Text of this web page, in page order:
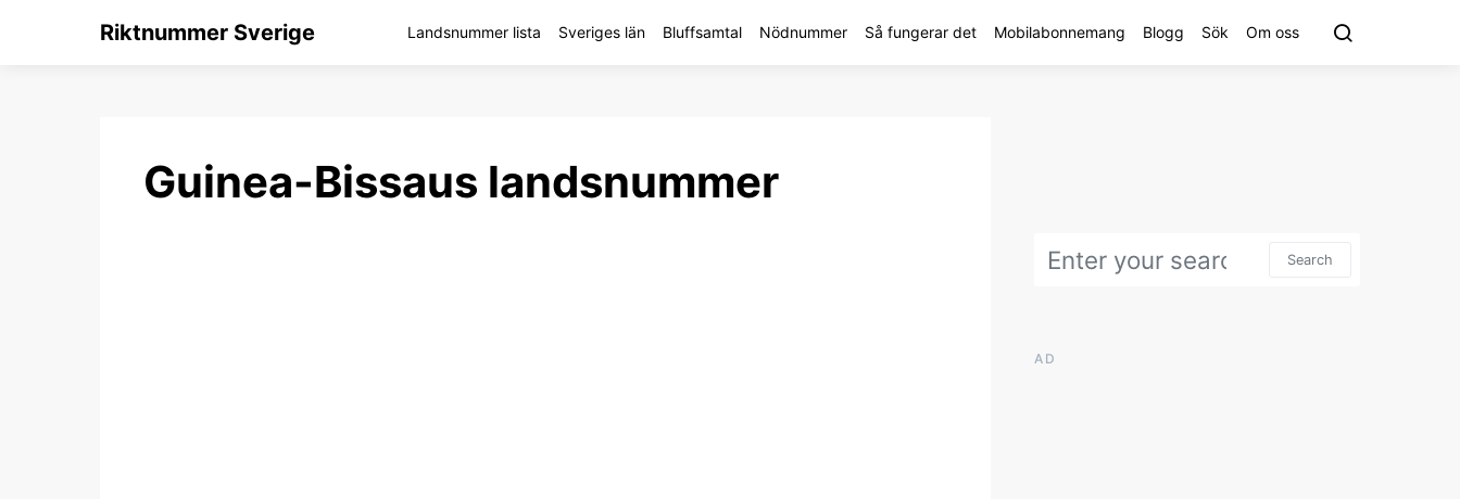
Riktnummer Sverige Landsnummer lista Sveriges län Bluffsamtal Nödnummer Så fungerar det Mobilabonnemang Blogg Sök Om oss
Guinea-Bissaus landsnummer
Search
AD